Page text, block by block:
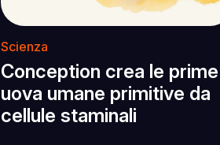
Scienza
Conception crea le prime
uova umane primitive da
cellule staminali